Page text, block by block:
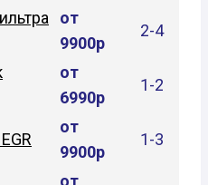
от
9900р
2-4
от
6990р
1-2
от
9900р
1-3
от